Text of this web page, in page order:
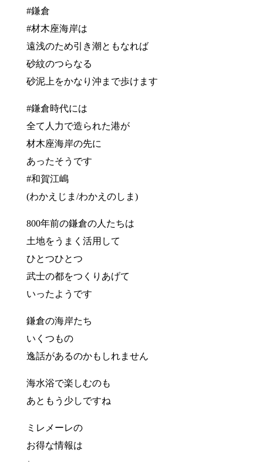
#鎌倉
#材木座海岸は
遠浅のため引き潮ともなれば
砂紋のつらなる
砂泥上をかなり沖まで歩けます
#鎌倉時代には
全て人力で造られた港が
材木座海岸の先に
あったそうです
#和賀江嶋
(わかえじま/わかえのしま)
800年前の鎌倉の人たちは
土地をうまく活用して
ひとつひとつ
武士の都をつくりあげて
いったようです
鎌倉の海岸たち
いくつもの
逸話があるのかもしれません
海水浴で楽しむのも
あともう少しですね
ミレメーレの
お得な情報は